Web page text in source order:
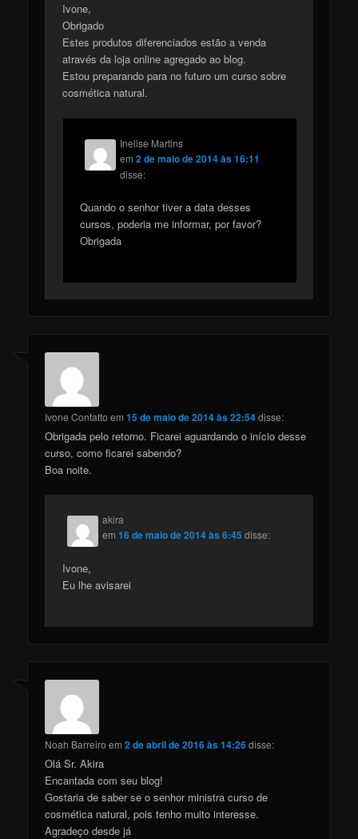
Ivone,
Obrigado
Estes produtos diferenciados estão a venda
através da loja online agregado ao blog.
Estou preparando para no futuro um curso sobre
cosmética natural.
Inelise Martins
em2 de maio de 2014 às 16:11
disse:
Quando o senhor tiver a data desses
cursos, poderia me informar, por favor?
Obrigada
Ivone Contatto em15 de maio de 2014 às 22:54disse:
Obrigada pelo retorno. Ficarei aguardando o início desse
curso, como ficarei sabendo?
Boa noite.
akira
em16 de maio de 2014 às 6:45 disse:
Ivone,
Eu lhe avisarei
Noah Barreiro em2 de abril de 2016 às 14:26disse:
Olá Sr. Akira
Encantada com seu blog!
Gostaria de saber se o senhor ministra curso de
cosmética natural, pois tenho muito interesse.
Agradeço desde já